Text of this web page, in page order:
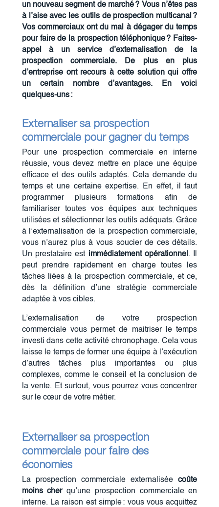
un nouveau segment de marché ? Vous n’êtes pas
à l’aise avec les outils de prospection multicanal ?
Vos commerciaux ont du mal à dégager du temps
pour faire de la prospection téléphonique ? Faites-
appel à un service d’externalisation de la
prospection commerciale. De plus en plus
d’entreprise ont recours à cette solution qui offre
un certain nombre d’avantages. En voici
quelques-uns :
Externaliser sa prospection
commerciale pour gagner du temps
Pour une prospection commerciale en interne
réussie, vous devez mettre en place une équipe
efficace et des outils adaptés. Cela demande du
temps et une certaine expertise. En effet, il faut
programmer plusieurs formations afin de
familiariser toutes vos équipes aux techniques
utilisées et sélectionner les outils adéquats. Grâce
à l’externalisation de la prospection commerciale,
vous n’aurez plus à vous soucier de ces détails.
Un prestataire est immédiatement opérationnel . Il
peut prendre rapidement en charge toutes les
tâches liées à la prospection commerciale, et ce,
dès la définition d’une stratégie commerciale
adaptée à vos cibles.
L’externalisation de votre prospection
commerciale vous permet de maitriser le temps
investi dans cette activité chronophage. Cela vous
laisse le temps de former une équipe à l’exécution
d’autres tâches plus importantes ou plus
complexes, comme le conseil et la conclusion de
la vente. Et surtout, vous pourrez vous concentrer
sur le cœur de votre métier.
Externaliser sa prospection
commerciale pour faire des
économies
La prospection commerciale externaliséecoûte
moins cherqu’une prospection commerciale en
interne. La raison est simple : vous vous acquittez